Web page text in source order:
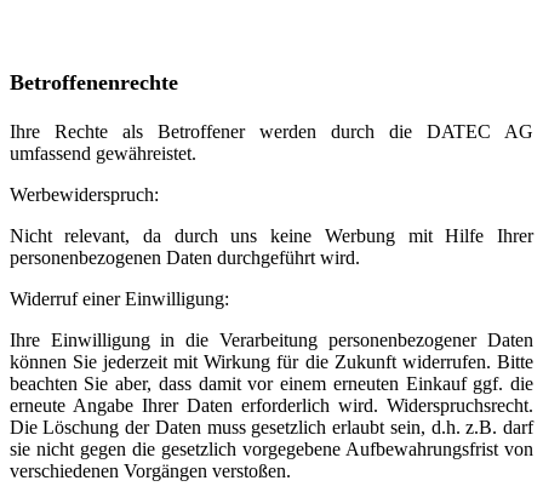
Betroffenenrechte
Ihre Rechte als Betroffener werden durch die DATEC AG
umfassend gewähreistet.
Werbewiderspruch:
Nicht relevant, da durch uns keine Werbung mit Hilfe Ihrer
personenbezogenen Daten durchgeführt wird.
Widerruf einer Einwilligung:
Ihre Einwilligung in die Verarbeitung personenbezogener Daten
können Sie jederzeit mit Wirkung für die Zukunft widerrufen. Bitte
beachten Sie aber, dass damit vor einem erneuten Einkauf ggf. die
erneute Angabe Ihrer Daten erforderlich wird. Widerspruchsrecht.
Die Löschung der Daten muss gesetzlich erlaubt sein, d.h. z.B. darf
sie nicht gegen die gesetzlich vorgegebene Aufbewahrungsfrist von
verschiedenen Vorgängen verstoßen.